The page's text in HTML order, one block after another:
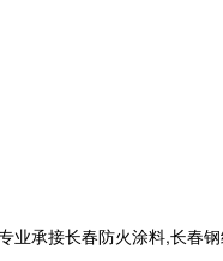
承接长春防火涂料,长春